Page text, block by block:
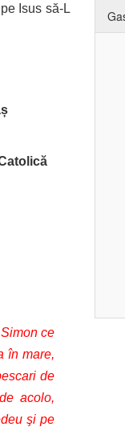
Isus să-L
ce
în mare,
de
acolo,
şi pe